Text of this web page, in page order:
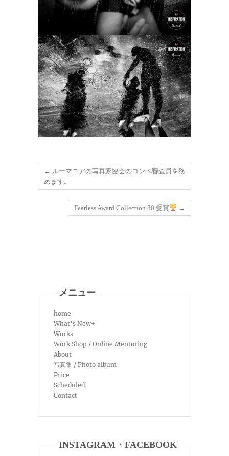
← ルーマニアの写真家協会のコンペ審査員を務
めます。
Fearless Award Collection 80 受賞 →
メニュー
home
What’s New+
Works
Work Shop / Online Mentoring
About
写真集 / Photo album
Price
Scheduled
Contact
INSTAGRAM・FACEBOOK